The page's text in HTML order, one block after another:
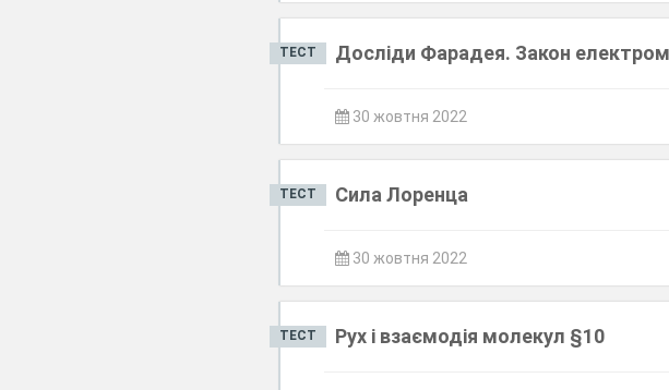
ТЕСТ Досліди Фарадея. Закон
30 жовтня 2022
ТЕСТ Сила Лоренца
30 жовтня 2022
ТЕСТ Рух і взаємодія молекул §10